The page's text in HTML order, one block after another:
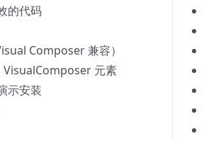
的代码
Composer 兼容）
VisualComposer 元素
示安装